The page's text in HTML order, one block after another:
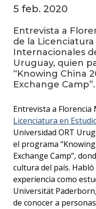
5 feb. 2020
Entrevista a
de la
Internacionales
Uruguay, quien
“Knowing China
Exchange Camp”.
Entrevista a Florencia
Licenciatura en
Universidad ORT
el programa
Exchange Camp”,
cultura del país.
experiencia como
Universität
de conocer a